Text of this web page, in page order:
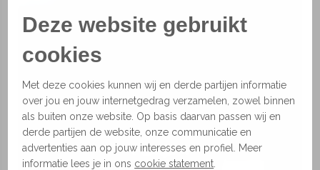
Lampen
Deze website gebruikt
cookies
Met deze cookies kunnen wij en derde partijen informatie
over jou en jouw internetgedrag verzamelen, zowel binnen
als buiten onze website. Op basis daarvan passen wij en
derde partijen de website, onze communicatie en
advertenties aan op jouw interesses en profiel. Meer
informatie lees je in ons cookie statement